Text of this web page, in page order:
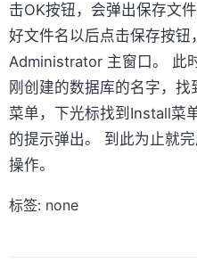
击OK按钮，会弹出保存文
好文件名以后点击保存按
Administrator 主窗口。 此
刚创建的数据库的名字，
菜单，下光标找到Install菜
的提示弹出。 到此为止就
操作。
标签: none